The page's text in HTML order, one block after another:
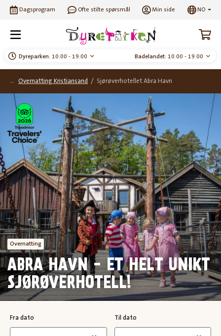
Dyreparken: 10:00 - 19:00 Badelandet: 10:00 - 19:00
Dagsprogram Ofte stilte spørsmål Min side NO
Overnatting Kristiansand / Sjørøverhotellet Abra Havn
Overnatting
ABRA HAVN - ET HELT UNIKT
SJØRØVERHOTELL!
Fra dato Til dato